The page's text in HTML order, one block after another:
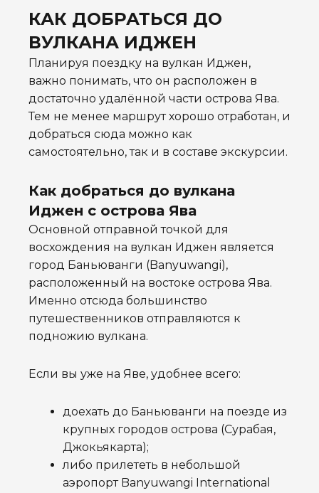
КАК ДОБРАТЬСЯ ДО
ВУЛКАНА ИДЖЕН
Планируя поездку на вулкан Иджен,
важно понимать, что он расположен в
достаточно удалённой части острова Ява.
Тем не менее маршрут хорошо отработан, и
добраться сюда можно как
самостоятельно, так и в составе экскурсии.
Как добраться до вулкана
Иджен с острова Ява
Основной отправной точкой для
восхождения на вулкан Иджен является
город Баньюванги (Banyuwangi),
расположенный на востоке острова Ява.
Именно отсюда большинство
путешественников отправляются к
подножию вулкана.
Если вы уже на Яве, удобнее всего:
доехать до Баньюванги на поезде из
крупных городов острова (Сурабая,
Джокьякарта);
либо прилететь в небольшой
аэропорт Banyuwangi International